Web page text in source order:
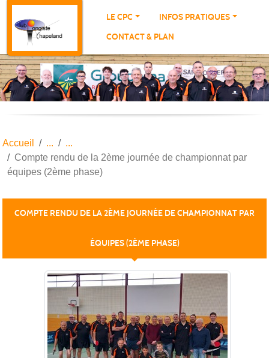
LE CPC
INFOS PRATIQUES
CONTACT & PLAN
Accueil
Compte rendu de la 2ème journée de championnat par
équipes (2ème phase)
COMPTE RENDU DE LA 2ÈME JOURNÉE DE CHAMPIONNAT PAR
ÉQUIPES (2ÈME PHASE)
Panneau de gestion des cookies